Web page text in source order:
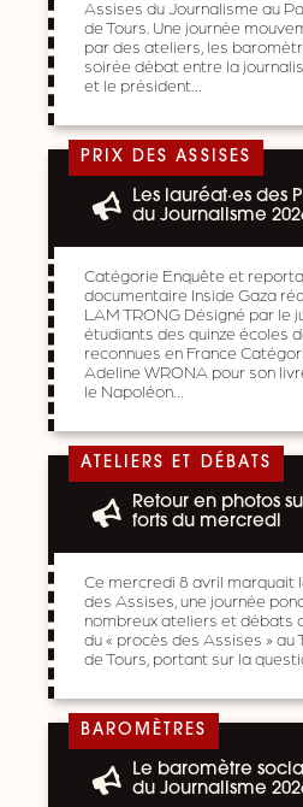
Assises du Journalisme au
de Tours. Une journée
par des ateliers, les
soirée débat entre la
et le président…
PRIX DES ASSISES
Les lauréat·es des
du Journalisme
Catégorie Enquête et
documentaire Inside Gaza
LAM TRONG Désigné par le
étudiants des quinze écoles
reconnues en France
Adeline WRONA pour son
le Napoléon…
ATELIERS ET DÉBATS
Retour en photos
forts du mercredi
Ce mercredi 8 avril marquait
des Assises, une journée
nombreux ateliers et débats
du « procès des Assises » au
de Tours, portant sur la
BAROMÈTRES
Le baromètre
du Journalisme